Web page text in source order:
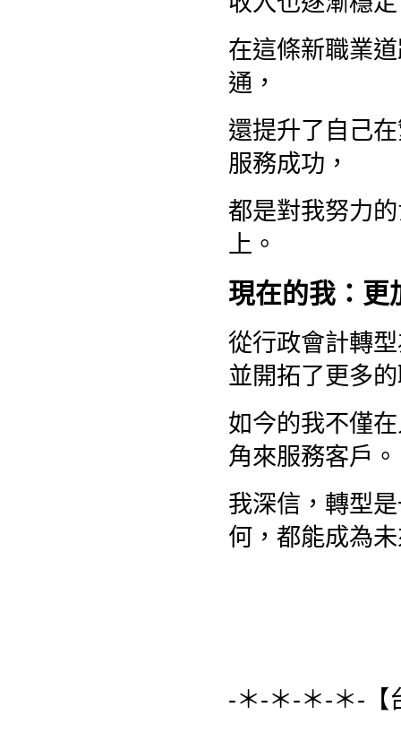
在這條新職業
通，
還提升了自己
服務成功，
都是對我努力
上。
現在的我：更
從行政會計轉
並開拓了更多
如今的我不僅
角來服務客戶。
我深信，轉型
何，都能成為
-＊-＊-＊-＊-【